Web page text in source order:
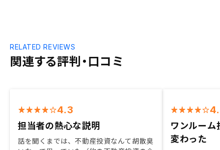
関連する評判・口コミ
RELATED REVIEWS
4.3
担当者の熱心な説明
話を聞くまでは、不動産投資なんて胡散臭
ワンルー
変わった